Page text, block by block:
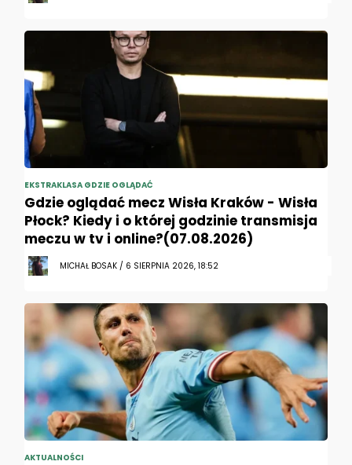
EKSTRAKLASA GDZIE OGLĄDAĆ
Gdzie oglądać mecz Wisła Kraków - Wisła
Płock? Kiedy i o której godzinie transmisja
meczu w tv i online?(07.08.2026)
MICHAŁ BOSAK / 6 SIERPNIA 2026, 18:52
AKTUALNOŚCI